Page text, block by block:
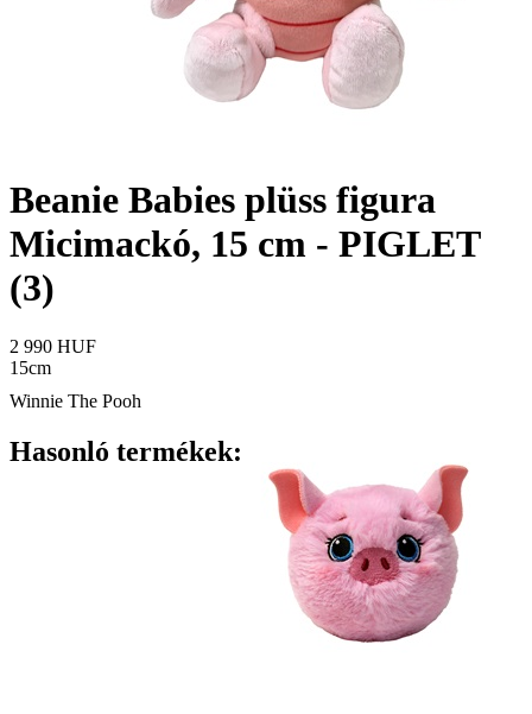
Beanie Babies plüss figura
Micimackó, 15 cm - PIGLET
(3)
2 990 HUF
15cm
Winnie The Pooh
Hasonló termékek: